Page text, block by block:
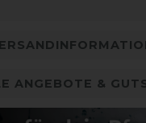
ANGEBOTE &